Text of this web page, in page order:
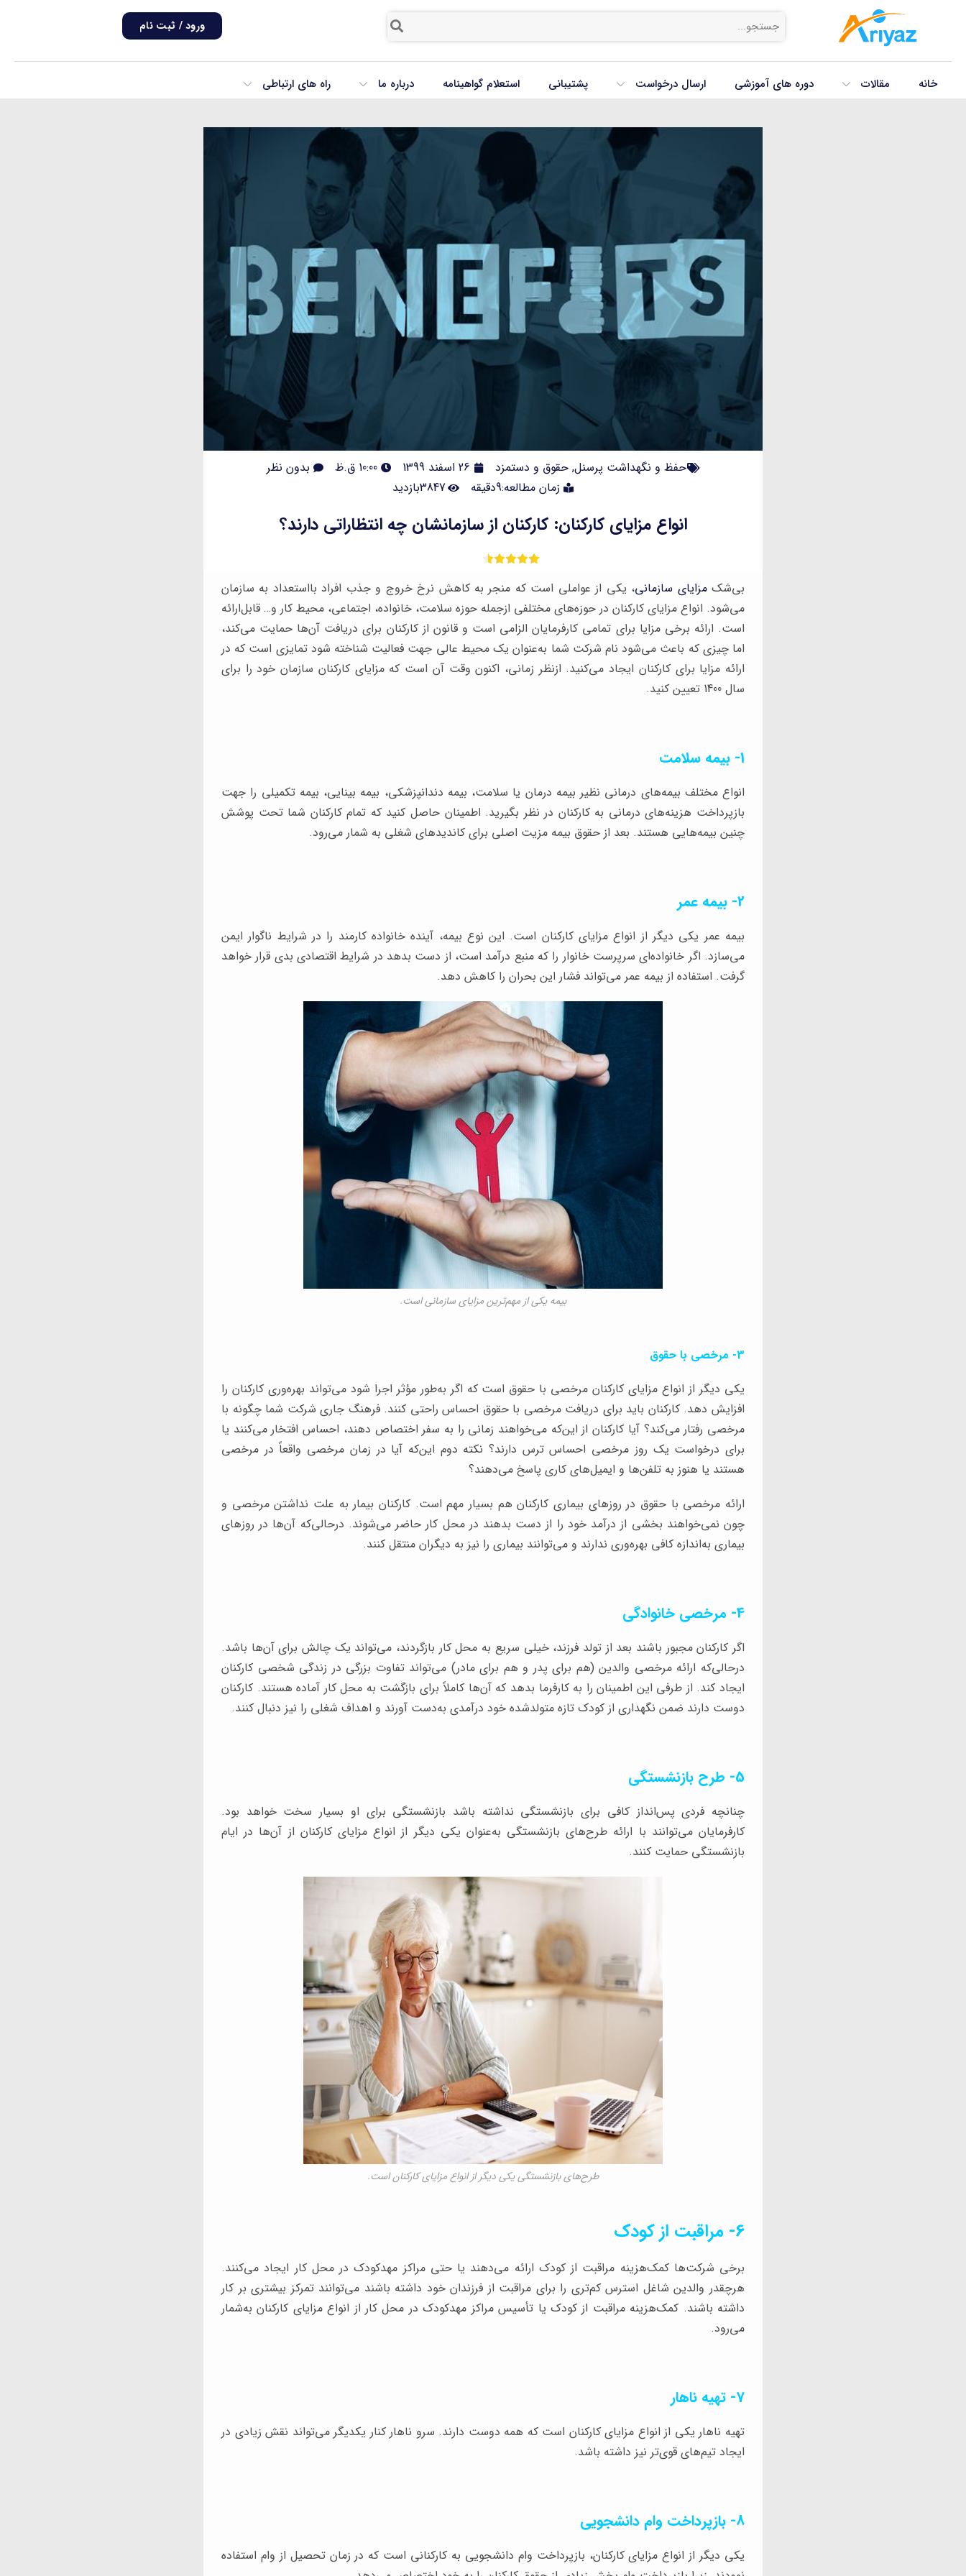
ورود / ثبت نام
خانه مقالات دوره های آموزشی ارسال درخواست پشتیبانی استعلام گواهینامه درباره ما راه های ارتباطی
حفظ و نگهداشت پرسنل,حقوق و دستمزد 26 اسفند 1399 10:00 ق.ظ
بدون نظر
زمان مطالعه:9دقیقه
3847بازدید
انواع مزایای کارکنان: کارکنان از سازمانشان چه انتظاراتی دارند؟
بی‌شکمزایای سازمانی، یکی از عواملی است که منجر به کاهش نرخ خروج و جذب افراد بااستعداد به سازمان
می‌شود. انواع مزایای کارکنان در حوزه‌های مختلفی ازجمله حوزه سلامت، خانواده، اجتماعی، محیط کار و… قابل‌ارائه
است. ارائه برخی مزایا برای تمامی کارفرمایان الزامی است و قانون از کارکنان برای دریافت آن‌ها حمایت می‌کند،
اما چیزی که باعث می‌شود نام شرکت شما به‌عنوان یک محیط عالی جهت فعالیت شناخته شود تمایزی است که در
ارائه مزایا برای کارکنان ایجاد می‌کنید. ازنظر زمانی، اکنون وقت آن است که مزایای کارکنان سازمان خود را برای
سال 1400 تعیین کنید.
1- بیمه سلامت
انواع مختلف بیمه‌های درمانی نظیر بیمه درمان یا سلامت، بیمه دندانپزشکی، بیمه بینایی، بیمه تکمیلی را جهت
بازپرداخت هزینه‌های درمانی به کارکنان در نظر بگیرید. اطمینان حاصل کنید که تمام کارکنان شما تحت پوشش
چنین بیمه‌هایی هستند. بعد از حقوق بیمه مزیت اصلی برای کاندیدهای شغلی به شمار می‌رود.
2- بیمه عمر
بیمه عمر یکی دیگر از انواع مزایای کارکنان است. این نوع بیمه، آینده خانواده کارمند را در شرایط ناگوار ایمن
می‌سازد. اگر خانواده‌ای سرپرست خانوار را که منبع درآمد است، از دست بدهد در شرایط اقتصادی بدی قرار خواهد
گرفت. استفاده از بیمه عمر می‌تواند فشار این بحران را کاهش دهد.
بیمه یکی از مهم‌ترین مزایای سازمانی است.
3- مرخصی با حقوق
یکی دیگر از انواع مزایای کارکنان مرخصی با حقوق است که اگر به‌طور مؤثر اجرا شود می‌تواند بهره‌وری کارکنان را
افزایش دهد. کارکنان باید برای دریافت مرخصی با حقوق احساس راحتی کنند. فرهنگ جاری شرکت شما چگونه با
مرخصی رفتار می‌کند؟ آیا کارکنان از این‌که می‌خواهند زمانی را به سفر اختصاص دهند، احساس افتخار می‌کنند یا
برای درخواست یک روز مرخصی احساس ترس دارند؟ نکته دوم این‌که آیا در زمان مرخصی واقعاً در مرخصی
هستند یا هنوز به تلفن‌ها و ایمیل‌های کاری پاسخ می‌دهند؟
ارائه مرخصی با حقوق در روزهای بیماری کارکنان هم بسیار مهم است. کارکنان بیمار به علت نداشتن مرخصی و
چون نمی‌خواهند بخشی از درآمد خود را از دست بدهند در محل کار حاضر می‌شوند. درحالی‌که آن‌ها در روزهای
بیماری به‌اندازه کافی بهره‌وری ندارند و می‌توانند بیماری را نیز به دیگران منتقل کنند.
4- مرخصی خانوادگی
اگر کارکنان مجبور باشند بعد از تولد فرزند، خیلی سریع به محل کار بازگردند، می‌تواند یک چالش برای آن‌ها باشد.
درحالی‌که ارائه مرخصی والدین (هم برای پدر و هم برای مادر) می‌تواند تفاوت بزرگی در زندگی شخصی کارکنان
ایجاد کند. از طرفی این اطمینان را به کارفرما بدهد که آن‌ها کاملاً برای بازگشت به محل کار آماده هستند. کارکنان
دوست دارند ضمن نگهداری از کودک تازه متولدشده خود درآمدی به‌دست آورند و اهداف شغلی را نیز دنبال کنند.
5- طرح بازنشستگی
چنانچه فردی پس‌انداز کافی برای بازنشستگی نداشته باشد بازنشستگی برای او بسیار سخت خواهد بود.
کارفرمایان می‌توانند با ارائه طرح‌های بازنشستگی به‌عنوان یکی دیگر از انواع مزایای کارکنان از آن‌ها در ایام
بازنشستگی حمایت کنند.
طرح‌های بازنشستگی یکی دیگر از انواع مزایای کارکنان است.
6- مراقبت از کودک
برخی شرکت‌ها کمک‌هزینه مراقبت از کودک ارائه می‌دهند یا حتی مراکز مهدکودک در محل کار ایجاد می‌کنند.
هرچقدر والدین شاغل استرس کم‌تری را برای مراقبت از فرزندان خود داشته باشند می‌توانند تمرکز بیشتری بر کار
داشته باشند. کمک‌هزینه مراقبت از کودک یا تأسیس مراکز مهدکودک در محل کار از انواع مزایای کارکنان به‌شمار
می‌رود.
7- تهیه ناهار
تهیه ناهار یکی از انواع مزایای کارکنان است که همه دوست دارند. سرو ناهار کنار یکدیگر می‌تواند نقش زیادی در
ایجاد تیم‌های قوی‌تر نیز داشته باشد.
8- بازپرداخت وام دانشجویی
یکی دیگر از انواع مزایای کارکنان، بازپرداخت وام دانشجویی به کارکنانی است که در زمان تحصیل از وام استفاده